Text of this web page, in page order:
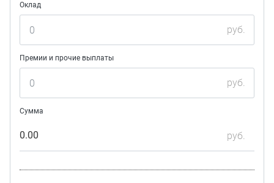
Оклад
руб.
Премии и прочие выплаты
руб.
Сумма
0.00 руб.